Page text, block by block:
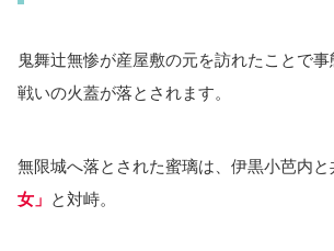
鬼舞辻無惨が産屋敷の元を訪れたことで
戦いの火蓋が落とされます。
無限城へ落とされた蜜璃は、伊黒小芭内と
女」 と対峙。